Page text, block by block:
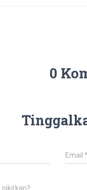
0
Email*